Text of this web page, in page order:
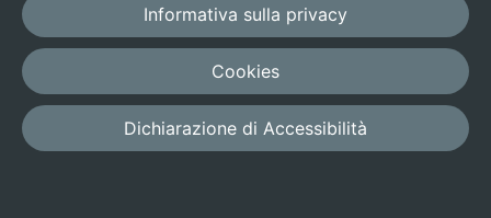
Informativa sulla privacy
Cookies
Dichiarazione di Accessibilità